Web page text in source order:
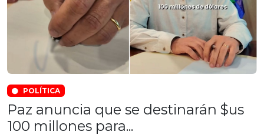
POLÍTICA
Paz anuncia que se destinarán $us
100 millones para...